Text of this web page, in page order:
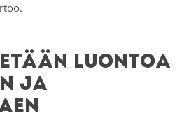
luontoa
ja